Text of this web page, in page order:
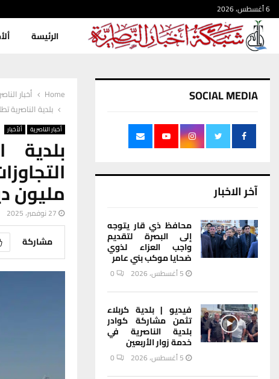
6 أغسطس، 2026
الرئيسة
Home
أخبار
بلدية الناصرية
أخبار الناصرية ألأخبار
بلدية
مليون
27 نوفمبر، 2025
مشاركة
SOCIAL MEDIA
آخر الاخبار
محافظ ذي قار يتوجه
إلى البصرة لتقديم
واجب العزاء لذوي
ضحايا موكب بني عامر
5 أغسطس، 2026 0
فيديو | بلدية كربلاء
تثمن مشاركة كوادر
بلدية الناصرية في
خدمة زوار الأربعين
5 أغسطس، 2026 0